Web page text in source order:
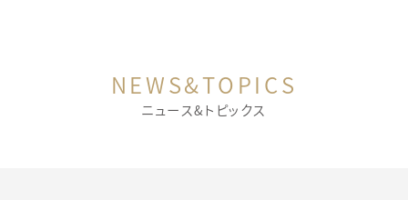
NEWS&TOPICS
ニュース&トピックス